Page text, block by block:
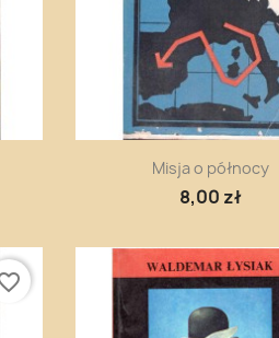
Szybki podgląd
Misja o północy
8,00 zł